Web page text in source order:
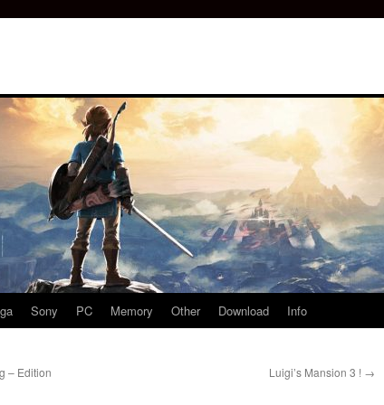
Sony PC Memory Other Download Info
– Edition
Luigi’s Mansion 3 ! →